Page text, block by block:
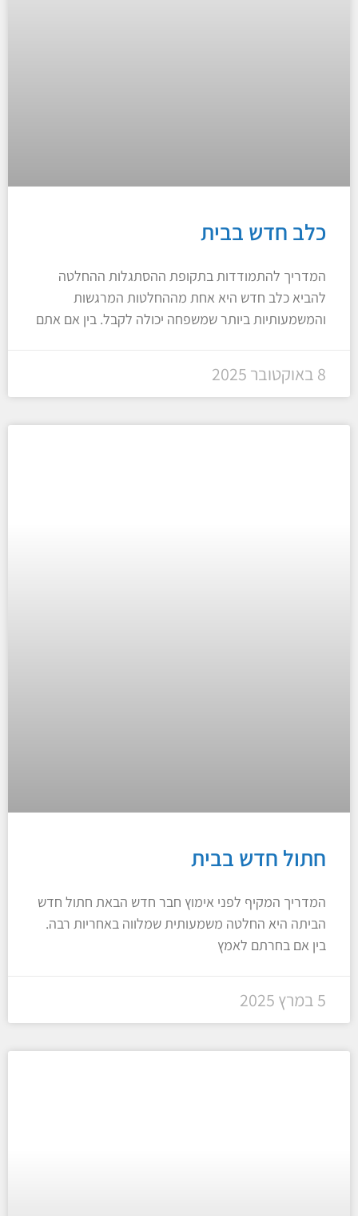
כלב חדש בבית
המדריך להתמודדות בתקופת ההסתגלות ההחלטה
להביא כלב חדש היא אחת מההחלטות המרגשות
והמשמעותיות ביותר שמשפחה יכולה לקבל. בין אם אתם
8 באוקטובר 2025
חתול חדש בבית
המדריך המקיף לפני אימוץ חבר חדש הבאת חתול חדש
הביתה היא החלטה משמעותית שמלווה באחריות רבה.
בין אם בחרתם לאמץ
5 במרץ 2025